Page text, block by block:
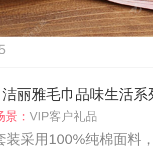
丽雅毛巾品味生活系
： VIP客户礼品
装采用100%纯棉面料